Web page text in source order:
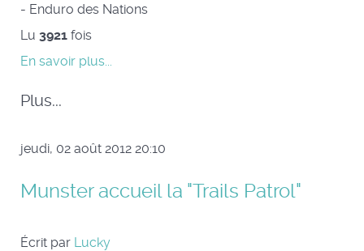
- Enduro des Nations
Lu 3921 fois
En savoir plus...
Plus...
jeudi, 02 août 2012 20:10
Munster accueil la "Trails Patrol"
Écrit par Lucky